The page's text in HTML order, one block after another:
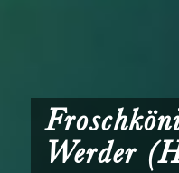
Werder